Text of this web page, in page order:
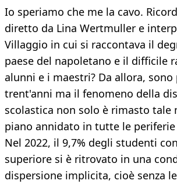
Io speriamo che me la cavo.
diretto da Lina Wertmuller e
Villaggio in cui si raccontava il
paese del napoletano e il difficile
alunni e i maestri? Da allora,
trent'anni ma il fenomeno della
scolastica non solo è rimasto tale
piano annidato in tutte le
Nel 2022, il 9,7% degli studenti
superiore si è ritrovato in una
dispersione implicita, cioè senza